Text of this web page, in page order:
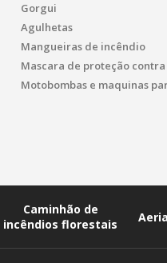
Gorgui
Agulhetas
Mangueiras de incêndio
Mascara de proteção
Motobombas e maquinas
Caminhão de
incêndios florestais